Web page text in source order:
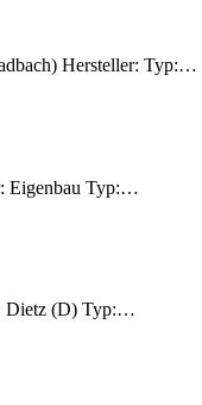
Hersteller: Typ:…
Eigenbau Typ:…
Dietz (D) Typ:…